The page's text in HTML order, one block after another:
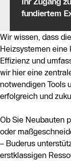
fundiertem
Wir wissen, dass
Heizsystemen eine
Effizienz und
wir hier eine
notwendigen Tools
erfolgreich und
Ob Sie Neubauten
oder
– Buderus
erstklassigen